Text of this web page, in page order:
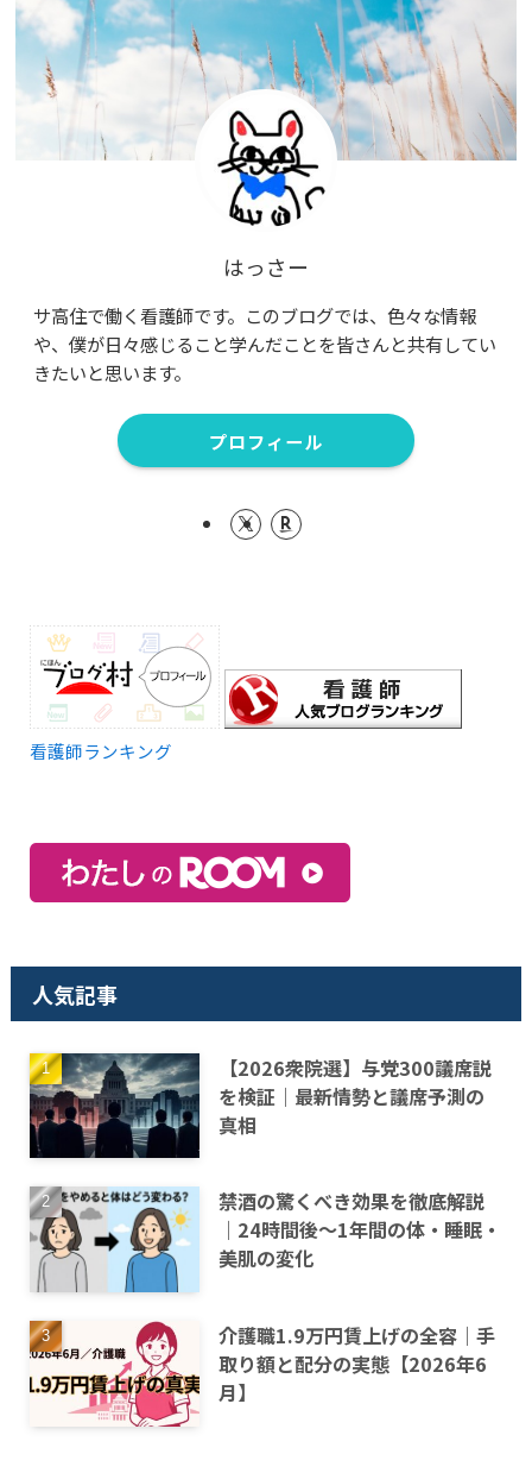
はっさー
サ高住で働く看護師です。このブログでは、色々な情報
や、僕が日々感じること学んだことを皆さんと共有してい
きたいと思います。
プロフィール
看護師ランキング
人気記事
【2026衆院選】与党300議席説
を検証｜最新情勢と議席予測の
真相
禁酒の驚くべき効果を徹底解説
｜24時間後〜1年間の体・睡眠・
美肌の変化
介護職1.9万円賃上げの全容｜手
取り額と配分の実態【2026年6
月】